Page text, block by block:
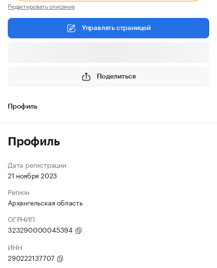
Редактировать описание
Управлять страницей
Поделиться
Профиль
Профиль
Дата регистрации
21 ноября 2023
Регион
Архангельская область
ОГРНИП
323290000045394
ИНН
290222137707